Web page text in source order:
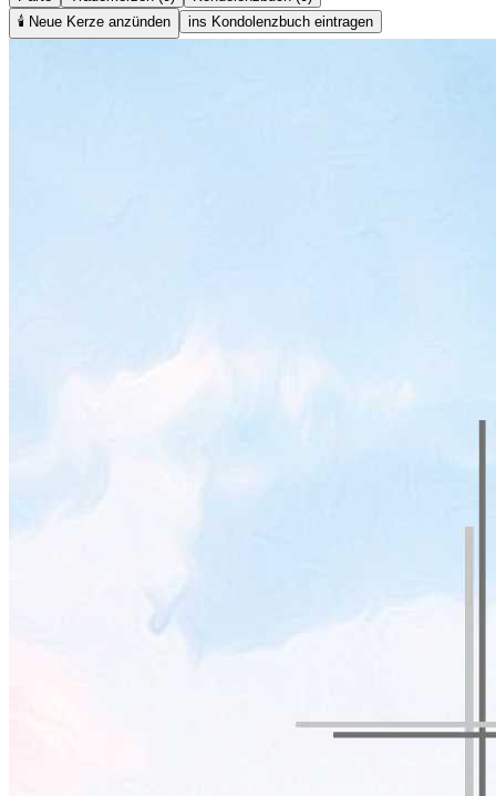
🕯️ Neue Kerze anzünden ins Kondolenzbuch eintragen